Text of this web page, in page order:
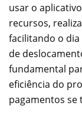
usar o aplicativo
recursos,
facilitando o dia
de
fundamental
eficiência do
pagamentos